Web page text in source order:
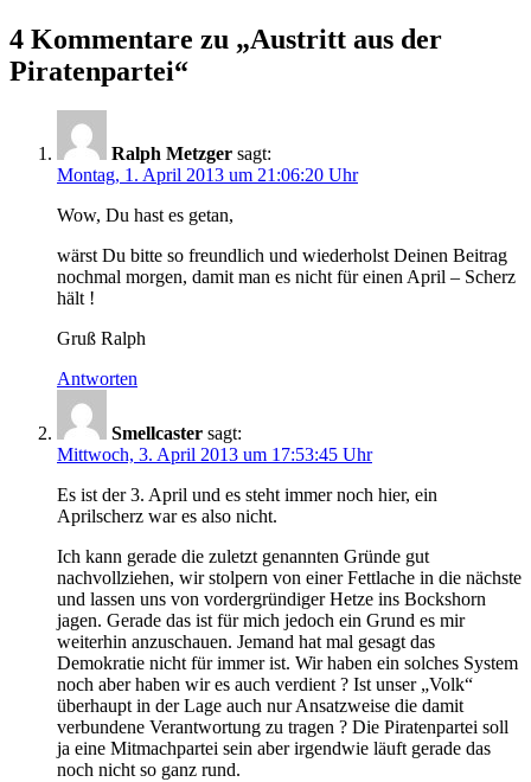
4 Kommentare zu „Austritt aus der
Piratenpartei“
Ralph Metzger sagt:
Montag, 1. April 2013 um 21:06:20 Uhr
Wow, Du hast es getan,
wärst Du bitte so freundlich und wiederholst Deinen Beitrag
nochmal morgen, damit man es nicht für einen April – Scherz
hält !
Gruß Ralph
Antworten
Smellcaster sagt:
Mittwoch, 3. April 2013 um 17:53:45 Uhr
Es ist der 3. April und es steht immer noch hier, ein
Aprilscherz war es also nicht.
Ich kann gerade die zuletzt genannten Gründe gut
nachvollziehen, wir stolpern von einer Fettlache in die nächste
und lassen uns von vordergründiger Hetze ins Bockshorn
jagen. Gerade das ist für mich jedoch ein Grund es mir
weiterhin anzuschauen. Jemand hat mal gesagt das
Demokratie nicht für immer ist. Wir haben ein solches System
noch aber haben wir es auch verdient ? Ist unser „Volk“
überhaupt in der Lage auch nur Ansatzweise die damit
verbundene Verantwortung zu tragen ? Die Piratenpartei soll
ja eine Mitmachpartei sein aber irgendwie läuft gerade das
noch nicht so ganz rund.